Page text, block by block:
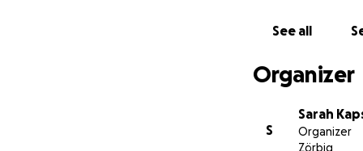
See all
Organizer
S
Sarah
Organizer
Zörbig